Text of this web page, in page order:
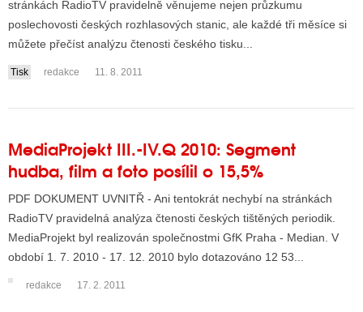
TELEVIZE
INTERNET
STRÁNKY RÁDIÍ
stránkách RadioTV pravidelně věnujeme nejen průzkumu
poslechovosti českých rozhlasových stanic, ale každé tři měsíce si
můžete přečíst analýzu čtenosti českého tisku...
Tisk redakce 11. 8. 2011
MediaProjekt III.-IV.Q 2010: Segment
hudba, film a foto posílil o 15,5%
PDF DOKUMENT UVNITŘ - Ani tentokrát nechybí na stránkách
RadioTV pravidelná analýza čtenosti českých tištěných periodik.
MediaProjekt byl realizován společnostmi GfK Praha - Median. V
období 1. 7. 2010 - 17. 12. 2010 bylo dotazováno 12 53...
redakce 17. 2. 2011